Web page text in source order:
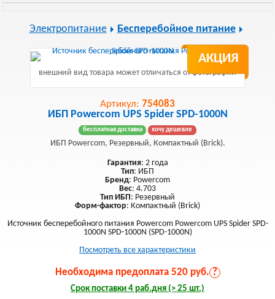
Электропитание Бесперебойное питание
АКЦИЯ
внешний вид товара может отличаться от фотографии
Артикул: 754083
ИБП Powercom UPS Spider SPD-1000N
бесплатная доставка хочу дешевле
ИБП Powercom, Резервный, Компактный (Brick).
Гарантия: 2 года
Тип: ИБП
Бренд: Powercom
Вес: 4.703
Тип ИБП: Резервный
Форм-фактор: Компактный (Brick)
Источник бесперебойного питания Powercom Powercom UPS Spider SPD-
1000N SPD-1000N (SPD-1000N)
Посмотреть все характеристики
Необходима предоплата 520 руб. ?
Срок поставки 4 раб.дня (> 25 шт.)